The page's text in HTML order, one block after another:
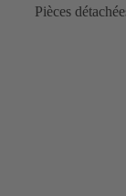
Pièces